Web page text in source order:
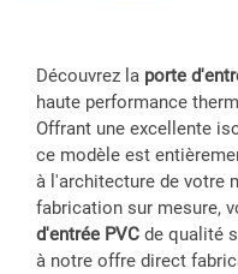
Découvrez la porte
haute performance
Offrant une excellente
ce modèle est
à l'architecture de votre
fabrication sur mesure,
d'entrée PVC de qualité
à notre offre direct